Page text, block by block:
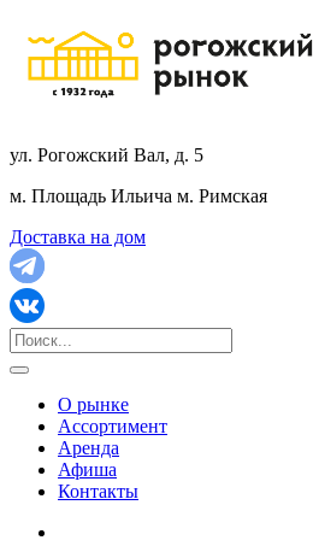
ул. Рогожский Вал, д. 5
м. Площадь Ильича м. Римская
Доставка на дом
О рынке
Ассортимент
Аренда
Афиша
Контакты